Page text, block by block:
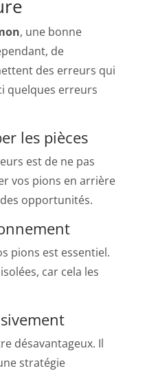
, une bonne
de
des erreurs qui
quelques erreurs
les pièces
est de ne pas
vos pions en arrière
opportunités.
pions est essentiel.
car cela les
désavantageux. Il
stratégie